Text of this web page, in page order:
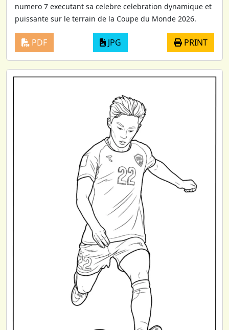
numero 7 executant sa celebre celebration dynamique et
puissante sur le terrain de la Coupe du Monde 2026.
PDF JPG PRINT